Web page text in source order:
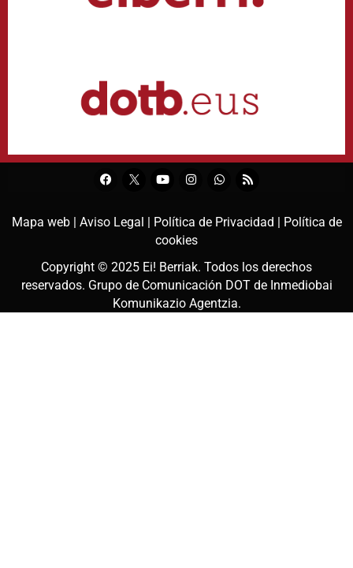
Mapa web | Aviso Legal | Política de Privacidad | Política de
cookies
Copyright © 2025 Ei! Berriak. Todos los derechos
reservados. Grupo de Comunicación DOT de Inmediobai
Komunikazio Agentzia.